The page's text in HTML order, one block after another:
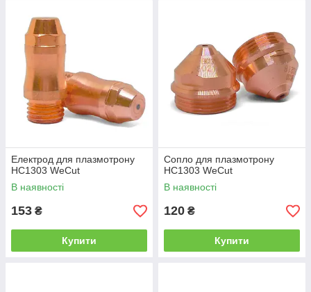
Електрод для плазмотрону
HC1303 WeCut
В наявності
153 ₴
Купити
Сопло для плазмотрону
HC1303 WeCut
В наявності
120 ₴
Купити